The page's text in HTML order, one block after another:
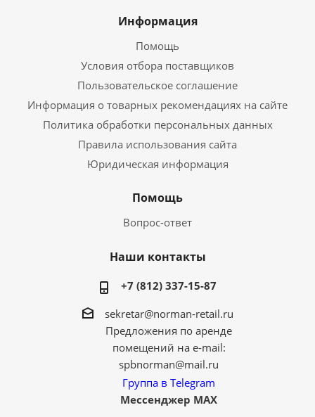
Информация
Помощь
Условия отбора поставщиков
Пользовательское соглашение
Информация о товарных рекомендациях на сайте
Политика обработки персональных данных
Правила использования сайта
Юридическая информация
Помощь
Вопрос-ответ
Наши контакты
+7 (812) 337-15-87
sekretar@norman-retail.ru
Предложения по аренде
помещений на e-mail:
spbnorman@mail.ru
Группа в Telegram
Мессенджер MAX